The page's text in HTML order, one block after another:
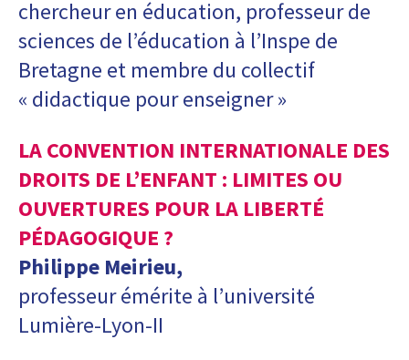
chercheur en éducation, professeur de
sciences de l’éducation à l’Inspe de
Bretagne et membre du collectif
« didactique pour enseigner »
LA CONVENTION INTERNATIONALE DES
DROITS DE L’ENFANT : LIMITES OU
OUVERTURES POUR LA LIBERTÉ
PÉDAGOGIQUE ?
Philippe Meirieu,
professeur émérite à l’université
Lumière-Lyon-II